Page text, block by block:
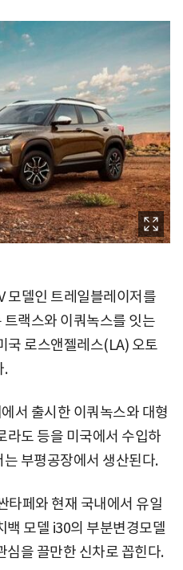
모델인 트레일블레이저를
랙스와 이쿼녹스를 잇는
국 로스앤젤레스(LA) 오토
.
서 출시한 이쿼녹스와 대형
라도 등을 미국에서 수입하
부평공장에서 생산된다.
타페와 현재 국내에서 유일
백 모델 i30의 부분변경모델
심을 끌만한 신차로 꼽힌다.